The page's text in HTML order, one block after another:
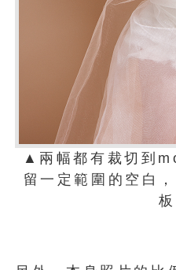
▲兩幅都有裁切到
留一定範圍的空白
板